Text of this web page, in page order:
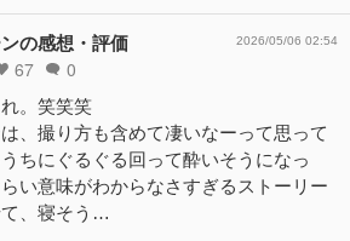
の感想・評価
67 0
2026/05/06 02:54
。笑笑笑
、撮り方も含めて凄いなーって思って
ちにぐるぐる回って酔いそうになっ
い意味がわからなさすぎるストーリー
て、寝そう…